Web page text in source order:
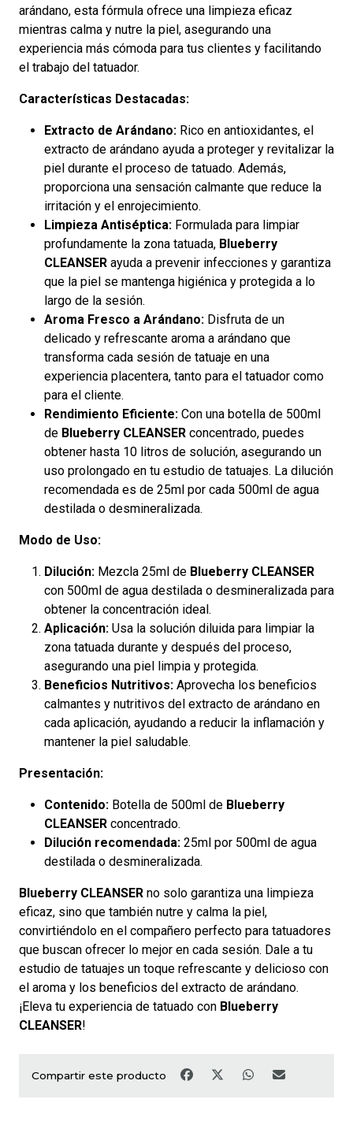
arándano, esta fórmula ofrece una limpieza eficaz
mientras calma y nutre la piel, asegurando una
experiencia más cómoda para tus clientes y facilitando
el trabajo del tatuador.
Características Destacadas:
Extracto de Arándano: Rico en antioxidantes, el
extracto de arándano ayuda a proteger y revitalizar la
piel durante el proceso de tatuado. Además,
proporciona una sensación calmante que reduce la
irritación y el enrojecimiento.
Limpieza Antiséptica: Formulada para limpiar
profundamente la zona tatuada, Blueberry
CLEANSER ayuda a prevenir infecciones y garantiza
que la piel se mantenga higiénica y protegida a lo
largo de la sesión.
Aroma Fresco a Arándano: Disfruta de un
delicado y refrescante aroma a arándano que
transforma cada sesión de tatuaje en una
experiencia placentera, tanto para el tatuador como
para el cliente.
Rendimiento Eficiente: Con una botella de 500ml
de Blueberry CLEANSER concentrado, puedes
obtener hasta 10 litros de solución, asegurando un
uso prolongado en tu estudio de tatuajes. La dilución
recomendada es de 25ml por cada 500ml de agua
destilada o desmineralizada.
Modo de Uso:
Dilución: Mezcla 25ml de Blueberry CLEANSER
con 500ml de agua destilada o desmineralizada para
obtener la concentración ideal.
Aplicación: Usa la solución diluida para limpiar la
zona tatuada durante y después del proceso,
asegurando una piel limpia y protegida.
Beneficios Nutritivos: Aprovecha los beneficios
calmantes y nutritivos del extracto de arándano en
cada aplicación, ayudando a reducir la inflamación y
mantener la piel saludable.
Presentación:
Contenido: Botella de 500ml de Blueberry
CLEANSER concentrado.
Dilución recomendada: 25ml por 500ml de agua
destilada o desmineralizada.
Blueberry CLEANSER no solo garantiza una limpieza
eficaz, sino que también nutre y calma la piel,
convirtiéndolo en el compañero perfecto para tatuadores
que buscan ofrecer lo mejor en cada sesión. Dale a tu
estudio de tatuajes un toque refrescante y delicioso con
el aroma y los beneficios del extracto de arándano.
¡Eleva tu experiencia de tatuado con Blueberry
CLEANSER!
Compartir este producto